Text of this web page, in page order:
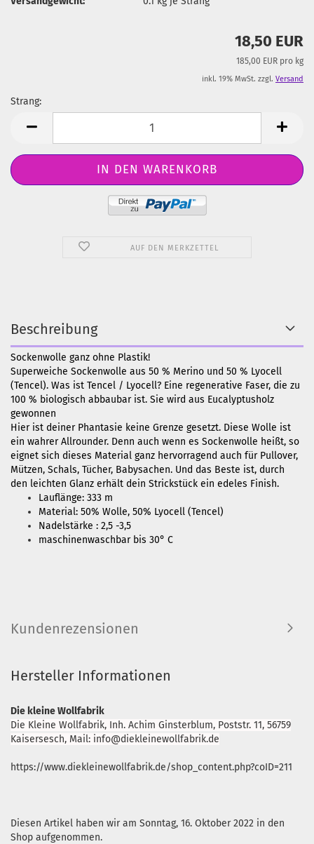
18,50 EUR
185,00 EUR pro kg
inkl. 19% MwSt. zzgl. Versand
Strang:
AUF DEN MERKZETTEL
Beschreibung
Sockenwolle ganz ohne Plastik!
Superweiche Sockenwolle aus 50 % Merino und 50 % Lyocell
(Tencel). Was ist Tencel / Lyocell? Eine regenerative Faser, die zu
100 % biologisch abbaubar ist. Sie wird aus Eucalyptusholz
gewonnen
Hier ist deiner Phantasie keine Grenze gesetzt. Diese Wolle ist
ein wahrer Allrounder. Denn auch wenn es Sockenwolle heißt, so
eignet sich dieses Material ganz hervorragend auch für Pullover,
Mützen, Schals, Tücher, Babysachen. Und das Beste ist, durch
den leichten Glanz erhält dein Strickstück ein edeles Finish.
Lauflänge: 333 m
Material: 50% Wolle, 50% Lyocell (Tencel)
Nadelstärke : 2,5 -3,5
maschinenwaschbar bis 30° C
Kundenrezensionen
Hersteller Informationen
Die kleine Wollfabrik
Die Kleine Wollfabrik, Inh. Achim Ginsterblum, Poststr. 11, 56759
Kaisersesch, Mail: info@diekleinewollfabrik.de
https://www.diekleinewollfabrik.de/shop_content.php?coID=211
Diesen Artikel haben wir am Sonntag, 16. Oktober 2022 in den
Shop aufgenommen.